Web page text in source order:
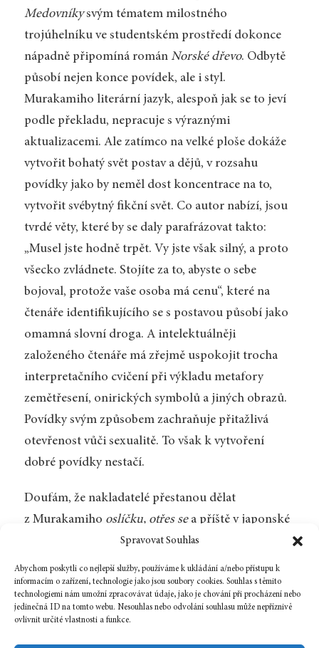
Spravovat Souhlas
Abychom poskytli co nejlepší služby, používáme k ukládání a/nebo přístupu k
informacím o zařízení, technologie jako jsou soubory cookies. Souhlas s těmito
technologiemi nám umožní zpracovávat údaje, jako je chování při procházení nebo
jedinečná ID na tomto webu. Nesouhlas nebo odvolání souhlasu může nepříznivě
ovlivnit určité vlastnosti a funkce.
Medovníkysvým tématem milostného
trojúhelníku ve studentském prostředí dokonce
nápadně připomíná román Norské dřevo. Odbytě
působí nejen konce povídek, ale i styl.
Murakamiho literární jazyk, alespoň jak se to jeví
podle překladu, nepracuje s výraznými
aktualizacemi. Ale zatímco na velké ploše dokáže
vytvořit bohatý svět postav a dějů, v rozsahu
povídky jako by neměl dost koncentrace na to,
vytvořit svébytný fikční svět. Co autor nabízí, jsou
tvrdé věty, které by se daly parafrázovat takto:
„Musel jste hodně trpět. Vy jste však silný, a proto
všecko zvládnete. Stojíte za to, abyste o sebe
bojoval, protože vaše osoba má cenu“, které na
čtenáře identifikujícího se s postavou působí jako
omamná slovní droga. A intelektuálněji
založeného čtenáře má zřejmě uspokojit trocha
interpretačního cvičení při výkladu metafory
zemětřesení, onirických symbolů a jiných obrazů.
Povídky svým způsobem zachraňuje přitažlivá
otevřenost vůči sexualitě. To však k vytvoření
dobré povídky nestačí.
Doufám, že nakladatelé přestanou dělat
z Murakamiho oslíčku, otřes sea příště v japonské
literatuře sáhnou po titulu, který si skutečně
zaslouží čtenářskou pozornost.